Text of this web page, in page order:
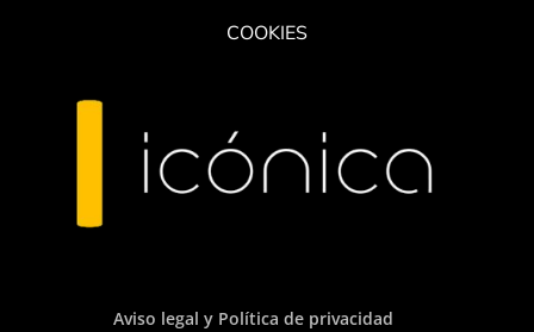
COOKIES
Aviso legal y Política de privacidad